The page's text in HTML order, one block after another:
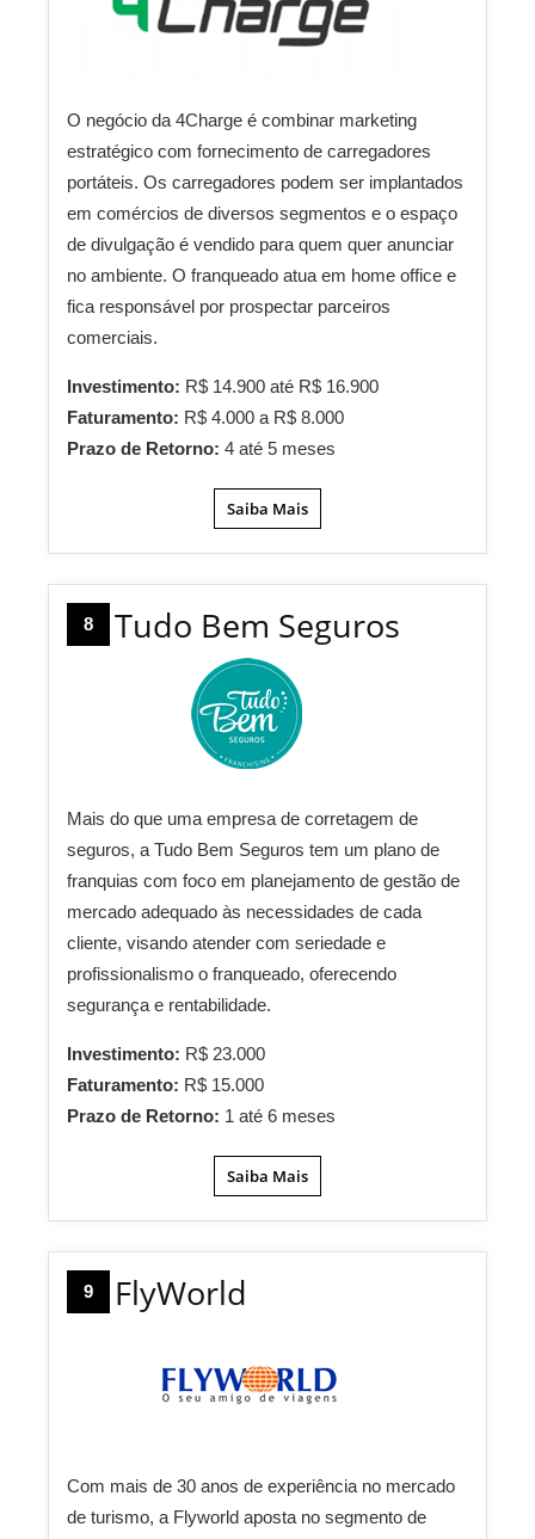
O negócio da 4Charge é combinar marketing
estratégico com fornecimento de carregadores
portáteis. Os carregadores podem ser implantados
em comércios de diversos segmentos e o espaço
de divulgação é vendido para quem quer anunciar
no ambiente. O franqueado atua em home office e
fica responsável por prospectar parceiros
comerciais.
Investimento: R$ 14.900 até R$ 16.900
Faturamento: R$ 4.000 a R$ 8.000
Prazo de Retorno: 4 até 5 meses
Saiba Mais
8 Tudo Bem Seguros
Mais do que uma empresa de corretagem de
seguros, a Tudo Bem Seguros tem um plano de
franquias com foco em planejamento de gestão de
mercado adequado às necessidades de cada
cliente, visando atender com seriedade e
profissionalismo o franqueado, oferecendo
segurança e rentabilidade.
Investimento: R$ 23.000
Faturamento: R$ 15.000
Prazo de Retorno: 1 até 6 meses
Saiba Mais
9 FlyWorld
Com mais de 30 anos de experiência no mercado
de turismo, a Flyworld aposta no segmento de